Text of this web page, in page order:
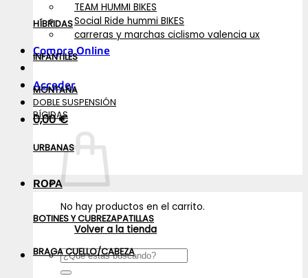
TEAM HUMMI BIKES
Social Ride hummi BIKES
carreras y marchas ciclismo valencia ux
Compra Online
Acceder
0,00€
No hay productos en el carrito.
Volver a la tienda
Buscar
por:
HÍBRIDAS
INFANTILES
MONTAÑA
DOBLE SUSPENSIÓN
RÍGIDAS
URBANAS
ROPA
BOTINES Y CUBREZAPATILLAS
BRAGA CUELLO/CABEZA